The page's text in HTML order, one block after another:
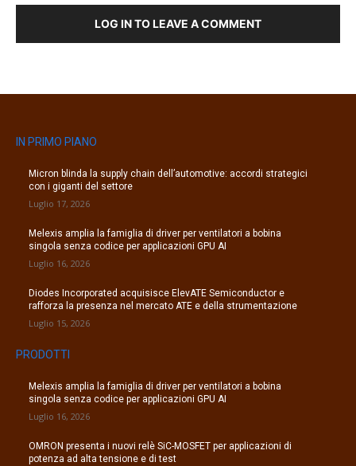
LOG IN TO LEAVE A COMMENT
IN PRIMO PIANO
Micron blinda la supply chain dell’automotive: accordi strategici
con i giganti del settore
Luglio 17, 2026
Melexis amplia la famiglia di driver per ventilatori a bobina
singola senza codice per applicazioni GPU AI
Luglio 16, 2026
Diodes Incorporated acquisisce ElevATE Semiconductor e
rafforza la presenza nel mercato ATE e della strumentazione
Luglio 15, 2026
PRODOTTI
Melexis amplia la famiglia di driver per ventilatori a bobina
singola senza codice per applicazioni GPU AI
Luglio 16, 2026
OMRON presenta i nuovi relè SiC-MOSFET per applicazioni di
potenza ad alta tensione e di test